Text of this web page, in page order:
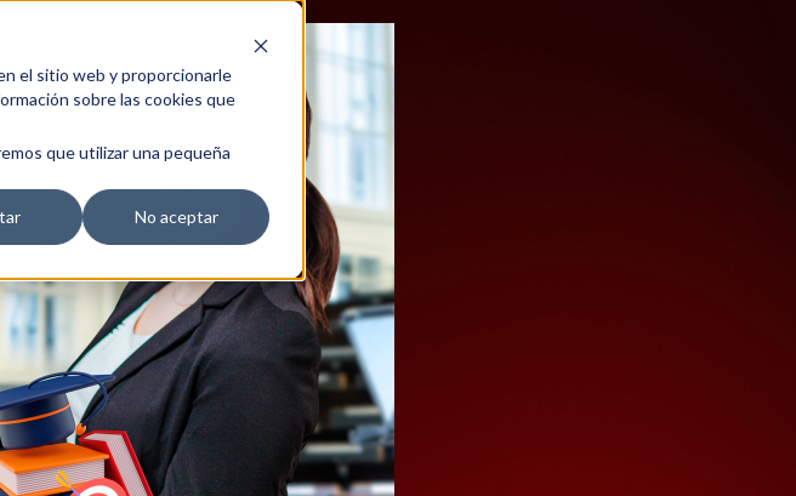
el sitio web y proporcionarle
sobre las cookies que
que utilizar una pequeña
No aceptar